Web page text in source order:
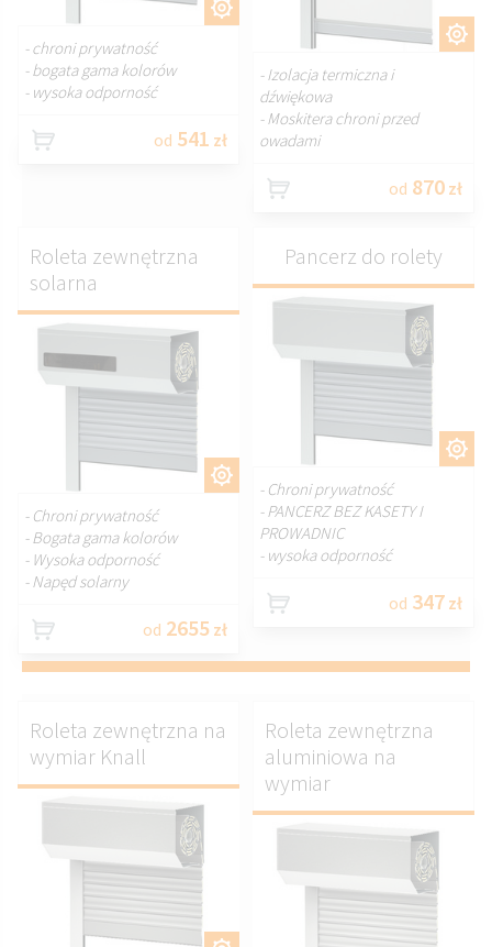
DOSTOSUJ.
- chroni prywatność
- bogata gama kolorów
- wysoka odporność
od 541 zł
DOSTOSUJ.
- Izolacja termiczna i
dźwiękowa
- Moskitera chroni przed
owadami
od 870 zł
DOSTOSUJ.
Roleta zewnętrzna
solarna
- Chroni prywatność
- Bogata gama kolorów
- Wysoka odporność
- Napęd solarny
od 2655 zł
DOSTOSUJ.
Pancerz do rolety
- Chroni prywatność
- PANCERZ BEZ KASETY I
PROWADNIC
- wysoka odporność
od 347 zł
Roleta zewnętrzna na
wymiar Knall
Roleta zewnętrzna
aluminiowa na
wymiar